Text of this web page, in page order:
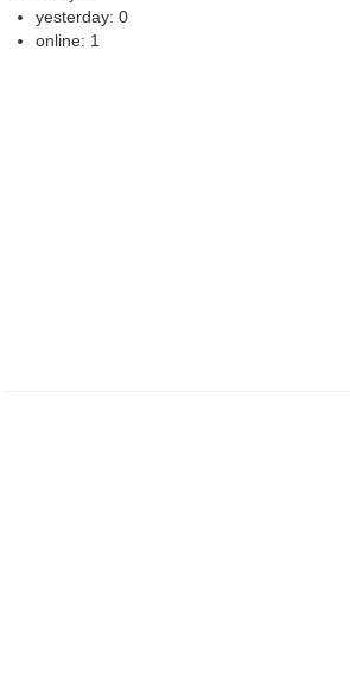
yesterday: 0
online: 1